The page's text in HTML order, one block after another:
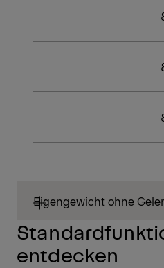
Eigengewicht ohne
entdecken